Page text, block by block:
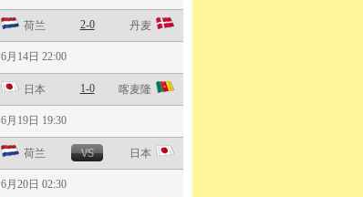
荷兰 2-0 丹麦
6月14日 22:00
日本 1-0 喀麦隆
6月19日 19:30
荷兰 日本
6月20日 02:30